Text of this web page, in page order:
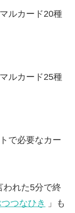
ルカード20種
ルカード25種
で必要なカー
われた5分で終
つなひき
」も